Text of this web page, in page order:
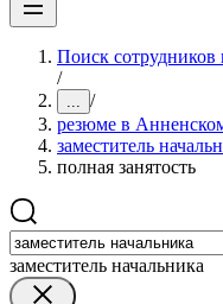
Поиск
/
... /
резюме в
заместитель
полная занятость
заместитель начальника